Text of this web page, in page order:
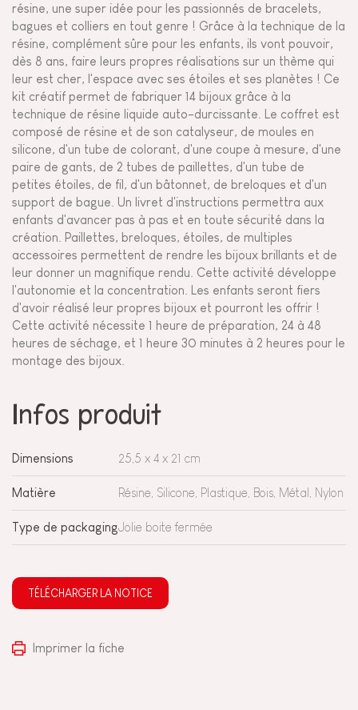
résine, une super idée pour les passionnés de bracelets,
bagues et colliers en tout genre ! Grâce à la technique de la
résine, complément sûre pour les enfants, ils vont pouvoir,
dès 8 ans, faire leurs propres réalisations sur un thème qui
leur est cher, l'espace avec ses étoiles et ses planètes ! Ce
kit créatif permet de fabriquer 14 bijoux grâce à la
technique de résine liquide auto-durcissante. Le coffret est
composé de résine et de son catalyseur, de moules en
silicone, d'un tube de colorant, d'une coupe à mesure, d'une
paire de gants, de 2 tubes de paillettes, d'un tube de
petites étoiles, de fil, d'un bâtonnet, de breloques et d'un
support de bague. Un livret d'instructions permettra aux
enfants d'avancer pas à pas et en toute sécurité dans la
création. Paillettes, breloques, étoiles, de multiples
accessoires permettent de rendre les bijoux brillants et de
leur donner un magnifique rendu. Cette activité développe
l'autonomie et la concentration. Les enfants seront fiers
d'avoir réalisé leur propres bijoux et pourront les offrir !
Cette activité nécessite 1 heure de préparation, 24 à 48
heures de séchage, et 1 heure 30 minutes à 2 heures pour le
montage des bijoux.
Infos produit
Dimensions 25,5 x 4 x 21 cm
Matière Résine, Silicone, Plastique, Bois, Métal, Nylon
Type de packagingJolie boite fermée
TÉLÉCHARGER LA NOTICE
Imprimer la fiche